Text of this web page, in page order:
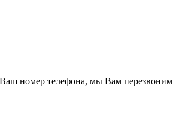
номер телефона, мы Вам перезвоним